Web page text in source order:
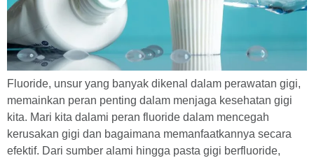
Fluoride, unsur yang banyak dikenal dalam perawatan gigi,
memainkan peran penting dalam menjaga kesehatan gigi
kita. Mari kita dalami peran fluoride dalam mencegah
kerusakan gigi dan bagaimana memanfaatkannya secara
efektif. Dari sumber alami hingga pasta gigi berfluoride,